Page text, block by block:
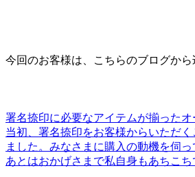
今回のお客様は、こちらのブログから
署名捺印に必要なアイテムが揃った
当初、署名捺印をお客様からいただ
ました。みなさまに購入の動機を伺
あとはおかげさまで私自身もあちこ